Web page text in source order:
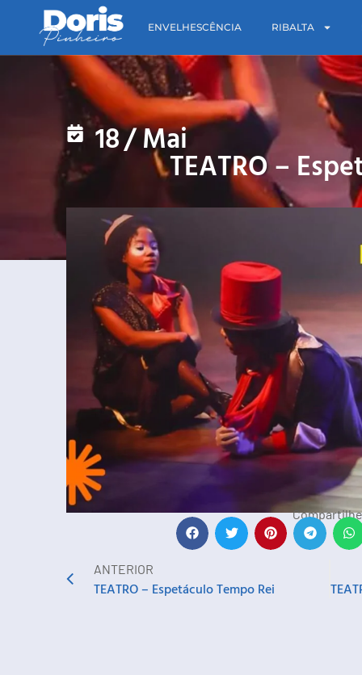
ENVELHESCÊNCIA RIBALTA
18/Mai
TEATRO –
ANTERIOR
TEATRO – Espetáculo Tempo Rei